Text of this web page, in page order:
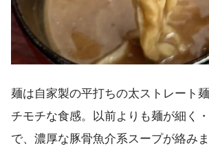
麺は自家製の平打ちの太ストレート
チモチな食感。以前よりも麺が細く
で、濃厚な豚骨魚介系スープが絡み